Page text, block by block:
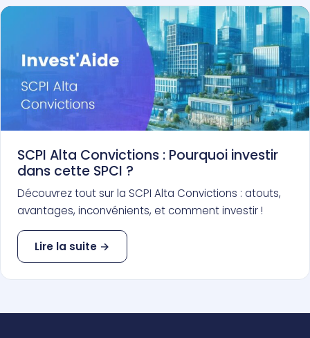
SCPI Alta Convictions : Pourquoi investir
dans cette SPCI ?
Découvrez tout sur la SCPI Alta Convictions : atouts,
avantages, inconvénients, et comment investir !
Lire la suite →